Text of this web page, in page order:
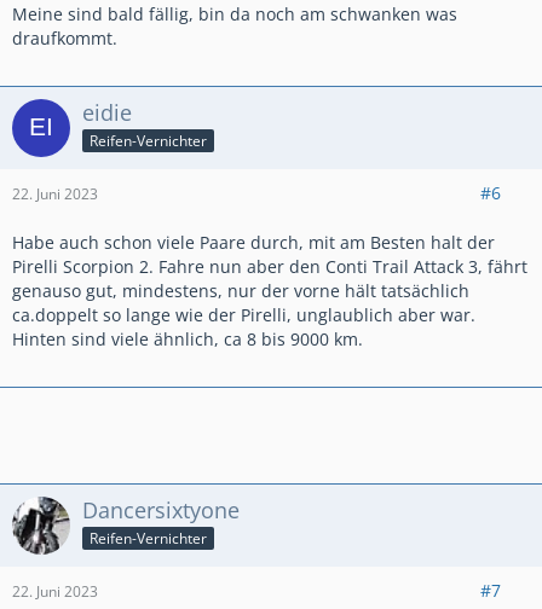
mehr vorhanden, aber ich hatte nie das Gefühl auf der
Reifenkante zu fahren, vielleicht habe ich auch gar
Ich habe Reifendrucksensoren verbaut, die auch die
Temperatur messen. Da war noch nie was
außergewöhnlich warm oder gar schmierig. Und
anfassen konnte ich den Reifen immer ohne Probleme
Ich habe bei dem Reifen bisher immer ein Mega
trägt. Auch wenn es nass ist habe ich das Gefühl von
ausreichend sicherem Grip
Das Einlenkverhalten ist aus meiner Sicht super und
man kann sehr genau die Kurven an- und durchfahren
Die Standfestigkeit des Road 6 ist deutlich besser
Erfahrungen und ich würde mich erst recht als
durchschnittlich begabten Motorradfahrer bezeichnen. Ich
würde den Reifen vorbehaltlos für die Crosstourer
empfehlen. Auch wenn ich weiß, dass besonders das Thema
Reifen fast schon eine Religion ist
Meine sind bald fällig, bin da noch am schwanken was
draufkommt.
eidie
Reifen-Vernichter
22. Juni 2023 #6
Habe auch schon viele Paare durch, mit am Besten halt der
Pirelli Scorpion 2. Fahre nun aber den Conti Trail Attack 3, fährt
genauso gut, mindestens, nur der vorne hält tatsächlich
ca.doppelt so lange wie der Pirelli, unglaublich aber war.
Hinten sind viele ähnlich, ca 8 bis 9000 km.
Dancersixtyone
Reifen-Vernichter
22. Juni 2023 #7